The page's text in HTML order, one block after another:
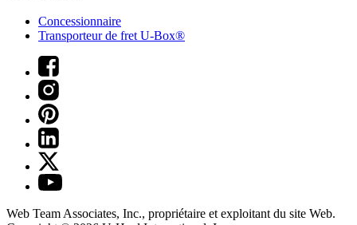
Concessionnaire
Transporteur de fret U-Box®
Web Team Associates, Inc., propriétaire et exploitant du site Web.